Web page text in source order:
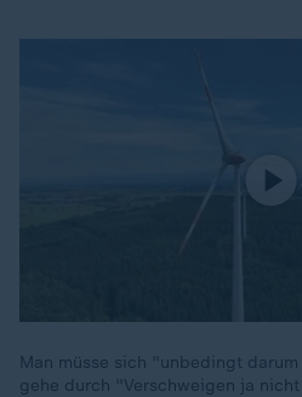
Man müsse sich "unbedingt
gehe durch "Verschweigen ja